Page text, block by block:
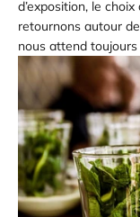
d’exposition, le
retournons autour
nous attend